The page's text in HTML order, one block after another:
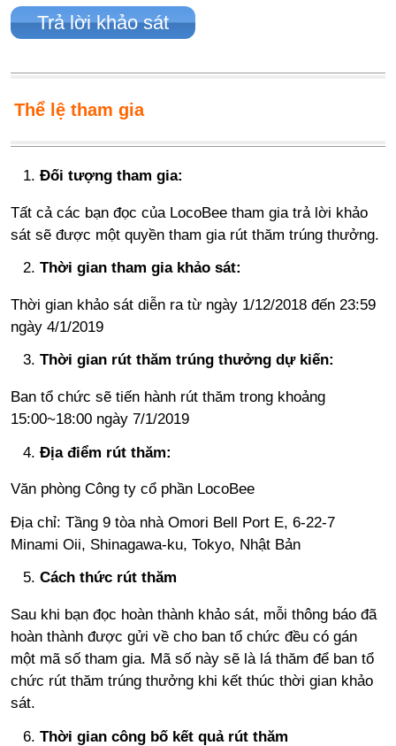
Trả lời khảo sát
Thể lệ tham gia
Đối tượng tham gia:
Tất cả các bạn đọc của LocoBee tham gia trả lời khảo
sát sẽ được một quyền tham gia rút thăm trúng thưởng.
Thời gian tham gia khảo sát:
Thời gian khảo sát diễn ra từ ngày 1/12/2018 đến 23:59
ngày 4/1/2019
Thời gian rút thăm trúng thưởng dự kiến:
Ban tổ chức sẽ tiến hành rút thăm trong khoảng
15:00~18:00 ngày 7/1/2019
Địa điểm rút thăm:
Văn phòng Công ty cổ phần LocoBee
Địa chỉ: Tầng 9 tòa nhà Omori Bell Port E, 6-22-7
Minami Oii, Shinagawa-ku, Tokyo, Nhật Bản
Cách thức rút thăm
Sau khi bạn đọc hoàn thành khảo sát, mỗi thông báo đã
hoàn thành được gửi về cho ban tổ chức đều có gán
một mã số tham gia. Mã số này sẽ là lá thăm để ban tổ
chức rút thăm trúng thưởng khi kết thúc thời gian khảo
sát.
Thời gian công bố kết quả rút thăm